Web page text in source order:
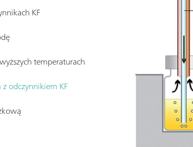
KF
temperaturach
odczynnikiem KF